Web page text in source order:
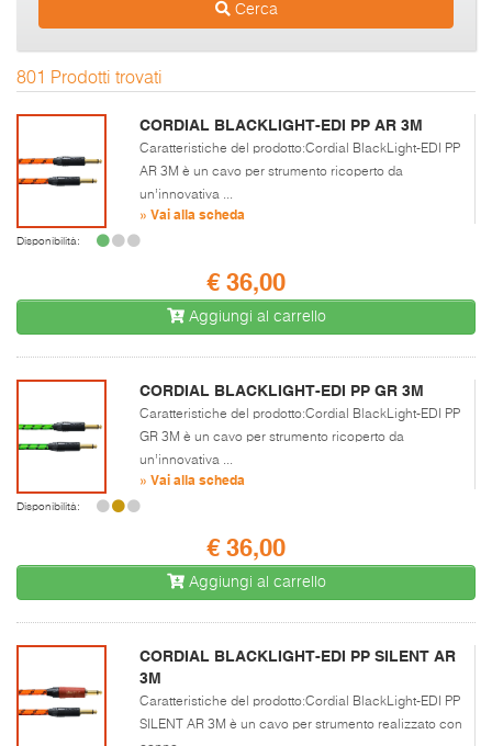
Cerca
801 Prodotti trovati
CORDIAL BLACKLIGHT-EDI PP AR 3M
Caratteristiche del prodotto:Cordial BlackLight-EDI PP
AR 3M è un cavo per strumento ricoperto da
un’innovativa ...
» Vai alla scheda
Disponibilità:
€ 36,00
Aggiungi al carrello
CORDIAL BLACKLIGHT-EDI PP GR 3M
Caratteristiche del prodotto:Cordial BlackLight-EDI PP
GR 3M è un cavo per strumento ricoperto da
un’innovativa ...
» Vai alla scheda
Disponibilità:
€ 36,00
Aggiungi al carrello
CORDIAL BLACKLIGHT-EDI PP SILENT AR
3M
Caratteristiche del prodotto:Cordial BlackLight-EDI PP
SILENT AR 3M è un cavo per strumento realizzato con